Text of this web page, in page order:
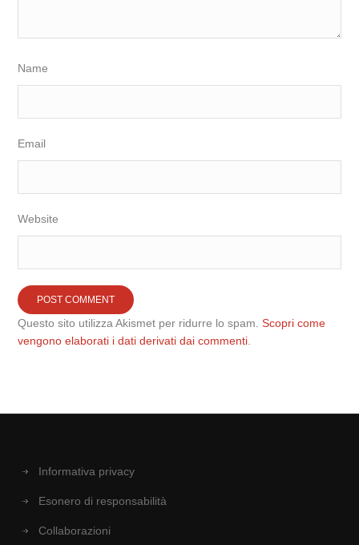
Name
Email
Website
Questo sito utilizza Akismet per ridurre lo spam.Scopri come
vengono elaborati i dati derivati dai commenti
Informativa privacy
Esonero di responsabilità
Collaborazioni